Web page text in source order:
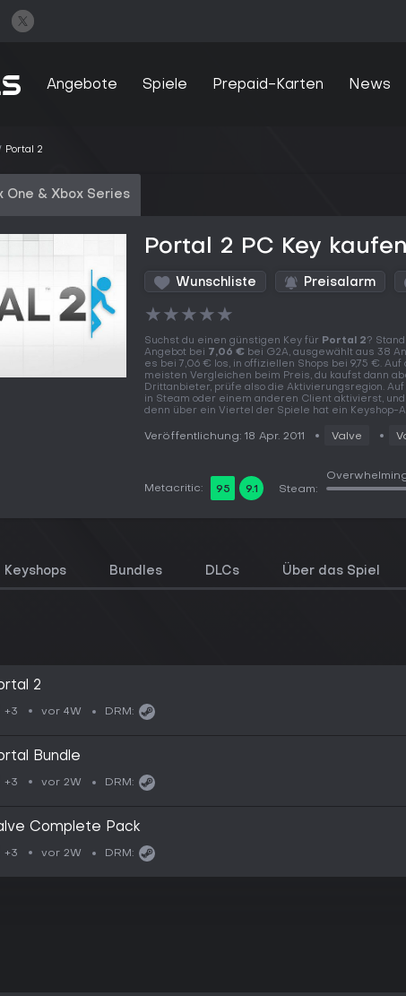
Angebote Spiele Prepaid-Karten News
Portal 2
One & Xbox Series
Portal 2 PC Key kaufen
Wunschliste Preisalarm
★★★★★
Suchst du einen günstigen Key für Portal 2?
Angebot bei 7,06 € bei G2A, ausgewählt aus 38
es bei 7,06 € los, in offiziellen Shops bei 9,75 €.
meisten Vergleichen beim Preis, du kaufst dann
Drittanbieter, prüfe also die Aktivierungsregion.
in Steam oder einem anderen Client aktivierst,
denn über ein Viertel der Spiele hat ein Keyshop-
Veröffentlichung: 18 Apr. 2011 Valve
Metacritic: 95 9.1 Steam:
Keyshops Bundles DLCs Über das Spiel
2
+3 vor 4W DRM:
Bundle
+3 vor 2W DRM:
Complete Pack
+3 vor 2W DRM: